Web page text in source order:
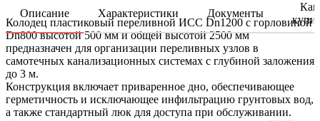
Описание Характеристики Документы
Как
Колодец пластиковый переливной ИСС Dn1200 с горловиной
Dn800 высотой 500 мм и общей высотой 2500 мм
предназначен для организации переливных узлов в
самотечных канализационных системах с глубиной заложения
до 3 м.
Конструкция включает приваренное дно, обеспечивающее
герметичность и исключающее инфильтрацию грунтовых вод,
а также стандартный люк для доступа при обслуживании.